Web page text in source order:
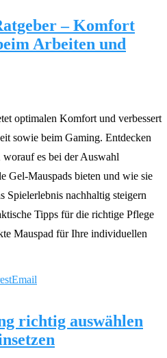
– Komfort
Arbeiten und
optimalen Komfort und verbessert
sowie beim Gaming. Entdecken
worauf es bei der Auswahl
Gel-Mauspads bieten und wie sie
Spielerlebnis nachhaltig steigern
Tipps für die richtige Pflege
Mauspad für Ihre individuellen
Email
richtig auswählen